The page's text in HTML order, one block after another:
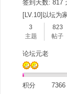
签到天数: 817
[LV.10]以坛为家
3
主题
823
帖子
论坛元老
积分 7366